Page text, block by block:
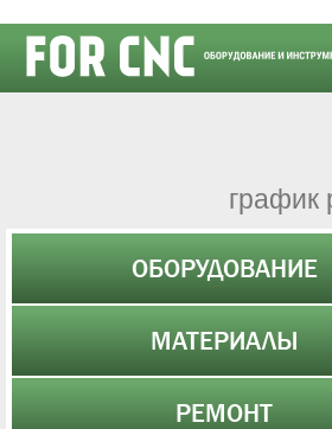
график
ОБОРУДОВАНИЕ
МАТЕРИАЛЫ
РЕМОНТ